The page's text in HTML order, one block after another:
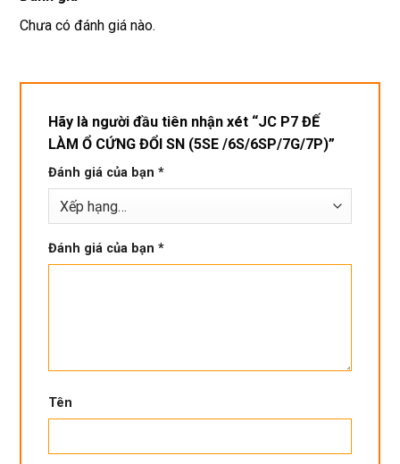
miễn
tôt
Chưa có đánh giá nào.
Hãy là người đầu tiên nhận xét “JC P7 ĐẾ
LÀM Ổ CỨNG ĐỔI SN (5SE /6S/6SP/7G/7P)”
Đánh giá của bạn *
Đánh giá của bạn *
Tên